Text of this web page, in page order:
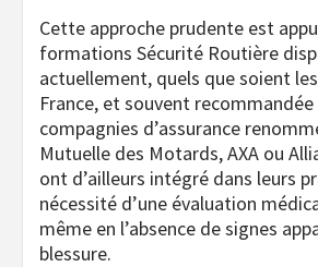
Cette approche prudente est
formations Sécurité Routière
actuellement, quels que soient
France, et souvent recommandée
compagnies d’assurance
Mutuelle des Motards, AXA ou
ont d’ailleurs intégré dans leurs
nécessité d’une évaluation
même en l’absence de signes
blessure.